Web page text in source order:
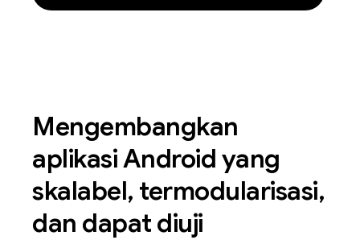
Mengembangkan
aplikasi Android yang
skalabel, termodularisasi,
dan dapat diuji